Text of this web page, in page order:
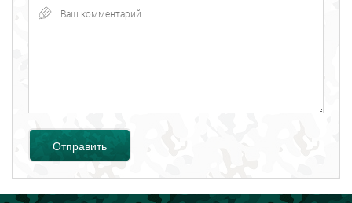
Отправить